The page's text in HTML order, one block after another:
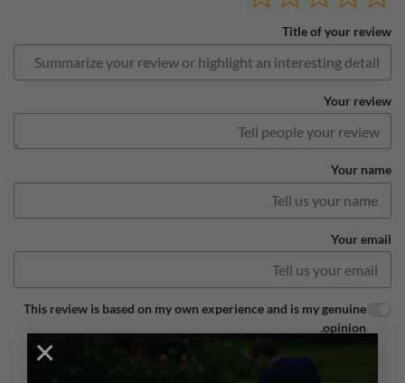
×
Title of your review
Your review
Your name
Your email
This review is based on my own experience and is my genuine
opinion.